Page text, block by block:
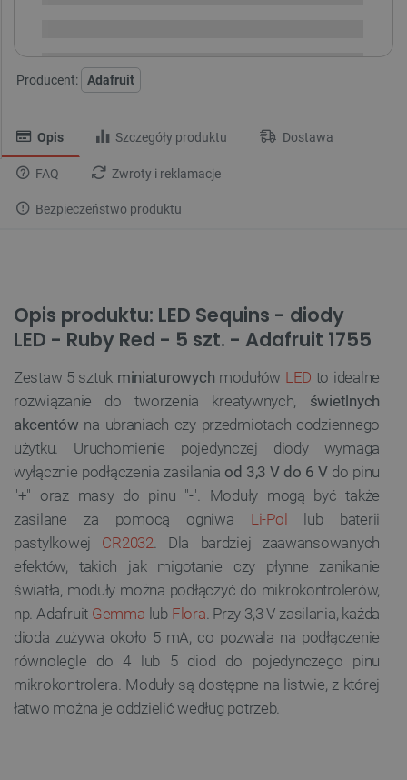
Producent: Adafruit
Opis Szczegóły produktu Dostawa
FAQ Zwroty i reklamacje
Bezpieczeństwo produktu
Opis produktu: LED Sequins - diody
LED - Ruby Red - 5 szt. - Adafruit 1755
Zestaw 5 sztuk miniaturowych modułów LED to idealne
rozwiązanie do tworzenia kreatywnych, świetlnych
akcentów na ubraniach czy przedmiotach codziennego
użytku. Uruchomienie pojedynczej diody wymaga
wyłącznie podłączenia zasilania od 3,3 V do 6 Vdo pinu
"+" oraz masy do pinu "-". Moduły mogą być także
zasilane za pomocą ogniwa Li-Pol
lub baterii
pastylkowej CR2032. Dla bardziej zaawansowanych
efektów, takich jak migotanie czy płynne zanikanie
światła, moduły można podłączyć do mikrokontrolerów,
np. Adafruit Gemma lub Flora. Przy 3,3 V zasilania, każda
dioda zużywa około 5 mA, co pozwala na podłączenie
równolegle do 4 lub 5 diod do pojedynczego pinu
mikrokontrolera. Moduły są dostępne na listwie, z której
łatwo można je oddzielić według potrzeb.